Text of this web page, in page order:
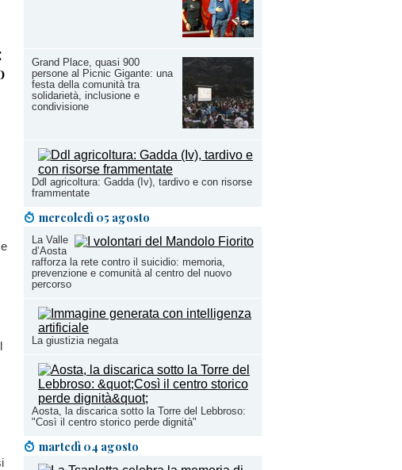
Grand Place, quasi 900
persone al Picnic Gigante: una
festa della comunità tra
solidarietà, inclusione e
condivisione
Ddl agricoltura: Gadda (Iv), tardivo e con risorse
frammentate
mercoledì 05 agosto
La Valle
d’Aosta
rafforza la rete contro il suicidio: memoria,
prevenzione e comunità al centro del nuovo
percorso
La giustizia negata
Aosta, la discarica sotto la Torre del Lebbroso:
"Così il centro storico perde dignità"
martedì 04 agosto